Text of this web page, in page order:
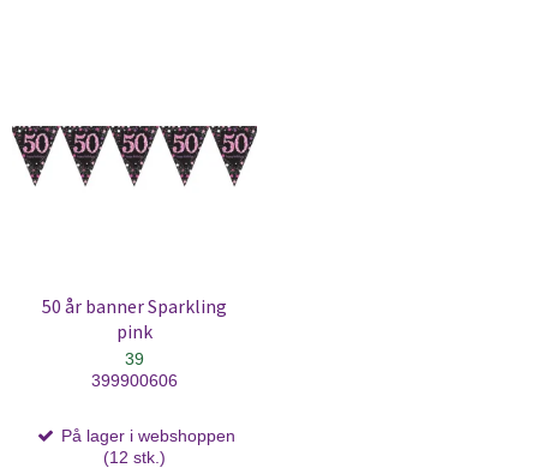
50 år banner Sparkling
pink
39
399900606
På lager i webshoppen
(12 stk.)